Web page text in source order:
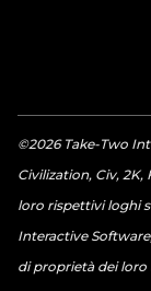
©2026 Take-Two
Civilization, Civ, 2K,
loro rispettivi loghi
Interactive
di proprietà dei